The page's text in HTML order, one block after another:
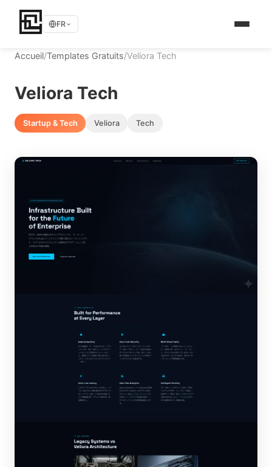
FR
Accueil/Templates Gratuits/Veliora Tech
Veliora Tech
Startup & Tech Veliora Tech